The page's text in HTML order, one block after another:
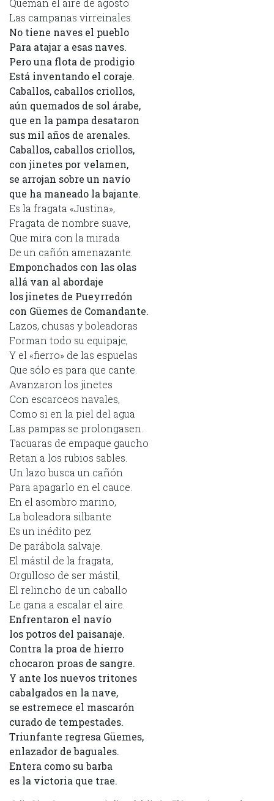
Queman el aire de agosto
Las campanas virreinales.
No tiene naves el pueblo
Para atajar a esas naves.
Pero una flota de prodigio
Está inventando el coraje.
Caballos, caballos criollos,
aún quemados de sol árabe,
que en la pampa desataron
sus mil años de arenales.
Caballos, caballos criollos,
con jinetes por velamen,
se arrojan sobre un navío
que ha maneado la bajante.
Es la fragata «Justina»,
Fragata de nombre suave,
Que mira con la mirada
De un cañón amenazante.
Emponchados con las olas
allá van al abordaje
los jinetes de Pueyrredón
con Güemes de Comandante.
Lazos, chusas y boleadoras
Forman todo su equipaje,
Y el «fierro» de las espuelas
Que sólo es para que cante.
Avanzaron los jinetes
Con escarceos navales,
Como si en la piel del agua
Las pampas se prolongasen.
Tacuaras de empaque gaucho
Retan a los rubios sables.
Un lazo busca un cañón
Para apagarlo en el cauce.
En el asombro marino,
La boleadora silbante
Es un inédito pez
De parábola salvaje.
El mástil de la fragata,
Orgulloso de ser mástil,
El relincho de un caballo
Le gana a escalar el aire.
Enfrentaron el navío
los potros del paisanaje.
Contra la proa de hierro
chocaron proas de sangre.
Y ante los nuevos tritones
cabalgados en la nave,
se estremece el mascarón
curado de tempestades.
Triunfante regresa Güemes,
enlazador de baguales.
Entera como su barba
es la victoria que trae.